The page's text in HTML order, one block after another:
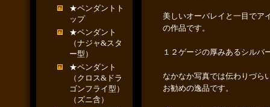
★ペンダントト
ップ
★ペンダント
（ナジャ&スタ
ー型）
★ペンダント
（クロス&ドラ
ゴンフライ型）
（ズニ含）
美しいオーバレイと一目でア
の作品です。
１２ゲージの厚みあるシルバ
なかなか写真では伝わりづら
お勧めの逸品です。